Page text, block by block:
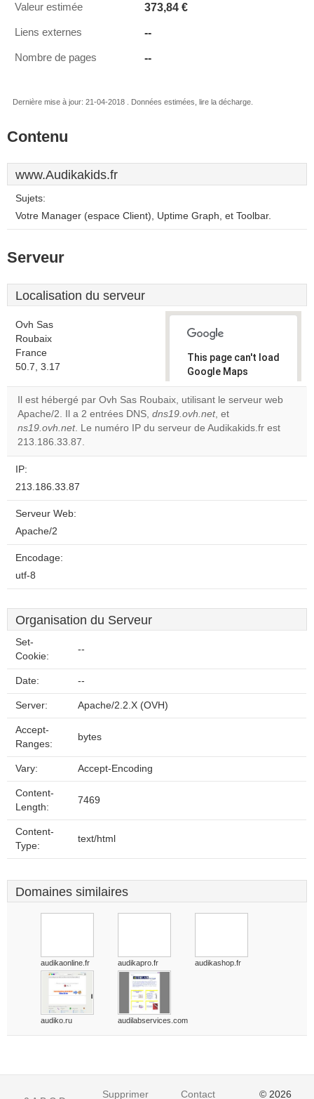
Valeur estimée 373,84 €
Liens externes --
Nombre de pages --
Dernière mise à jour: 21-04-2018 . Données estimées, lire la décharge.
Contenu
www.Audikakids.fr
Sujets:
Votre Manager (espace Client), Uptime Graph, et Toolbar.
Serveur
Localisation du serveur
Ovh Sas
Roubaix
France
50.7, 3.17
This page can't load
Google Maps
correctly.
Do you
own this
OK
Il est hébergé par Ovh Sas Roubaix, utilisant le serveur web
Apache/2. Il a 2 entrées DNS, dns19.ovh.net, et
ns19.ovh.net. Le numéro IP du serveur de Audikakids.fr est
213.186.33.87.
IP:
213.186.33.87
Serveur Web:
Apache/2
Encodage:
utf-8
Organisation du Serveur
Set-
Cookie:
--
Date: --
Server: Apache/2.2.X (OVH)
Accept-
Ranges:
bytes
Vary: Accept-Encoding
Content-
Length:
7469
Content-
Type:
text/html
Domaines similaires
audikaonline.fr audikapro.fr audikashop.fr
audiko.ru audilabservices.com
Supprimer Contact © 2026